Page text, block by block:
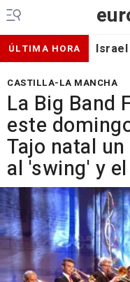
ÚLTIMA HORA Israel
CASTILLA-LA MANCHA
La Big Band
este
Tajo natal
al 'swing' y